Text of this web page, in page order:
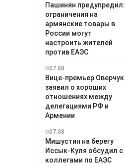
Пашинян предупредил:
ограничения на
армянские товары в
России могут
настроить жителей
против ЕАЭС
07.08
Вице-премьер Оверчук
заявил о хороших
отношениях между
делегациями РФ и
Армении
07.08
Мишустин на берегу
Иссык-Куля обсудил с
коллегами по ЕАЭС